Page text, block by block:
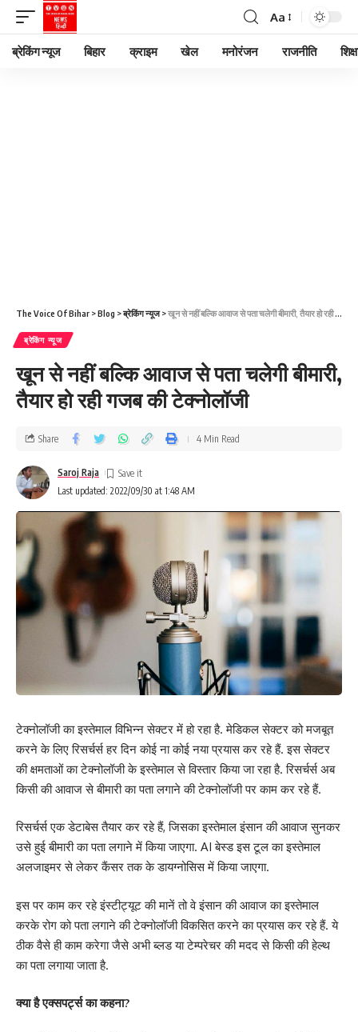
Aa
ब्रेकिंग न्यूज बिहार क्राइम खेल मनोरंजन राजनीति
The Voice Of Bihar >Blog >ब्रेकिंग न्यूज>खून से नहीं बल्कि आवाज से पता चलेगी बीमारी, तैयार हो रही गजब की टेक्नोलॉजी
ब्रेकिंग न्यूज
खून से नहीं बल्कि आवाज से पता चलेगी बीमारी,
तैयार हो रही गजब की टेक्नोलॉजी
Last updated: 2022/09/30 at 1:48 AM
Saroj Raja
Share 4 Min Read
टेक्नोलॉजी का इस्तेमाल विभिन्न सेक्टर में हो रहा है. मेडिकल सेक्टर को मजबूत
करने के लिए रिसर्चर्स हर दिन कोई ना कोई नया प्रयास कर रहे हैं. इस सेक्टर
की क्षमताओं का टेक्नोलॉजी के इस्तेमाल से विस्तार किया जा रहा है. रिसर्चर्स अब
किसी की आवाज से बीमारी का पता लगाने की टेक्नोलॉजी पर काम कर रहे हैं.
रिसर्चर्स एक डेटाबेस तैयार कर रहे हैं, जिसका इस्तेमाल इंसान की आवाज सुनकर
उसे हुई बीमारी का पता लगाने में किया जाएगा. AI बेस्ड इस टूल का इस्तेमाल
अलजाइमर से लेकर कैंसर तक के डायग्नोसिस में किया जाएगा.
इस पर काम कर रहे इंस्टीट्यूट की मानें तो वे इंसान की आवाज का इस्तेमाल
करके रोग को पता लगाने की टेक्नोलॉजी विकसित करने का प्रयास कर रहे हैं. ये
ठीक वैसे ही काम करेगा जैसे अभी ब्लड या टेम्परेचर की मदद से किसी की हेल्थ
का पता लगाया जाता है.
क्या है एक्सपर्ट्स का कहना?